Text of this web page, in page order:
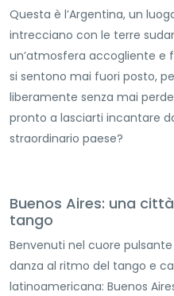
Questa è l’Argentina, un
intrecciano con le terre
un’atmosfera accogliente e
si sentono mai fuori posto,
liberamente senza mai
pronto a lasciarti incantare
straordinario paese?
Buenos Aires: una
tango
Benvenuti nel cuore
danza al ritmo del tango e
latinoamericana: Buenos